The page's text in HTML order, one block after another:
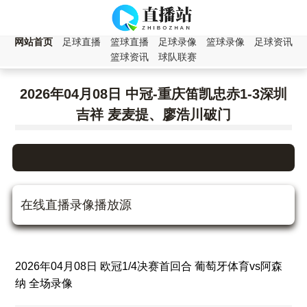
网站首页 足球直播 篮球直播 足球录像 篮球录像
足球资讯
篮球资讯
球队联赛
2026年04月08日 中冠-重庆笛凯忠赤1-3深圳
吉祥 麦麦提、廖浩川破门
在线直播录像播放源
2026年04月08日 欧冠1/4决赛首回合 葡萄牙体育vs阿森
纳 全场录像